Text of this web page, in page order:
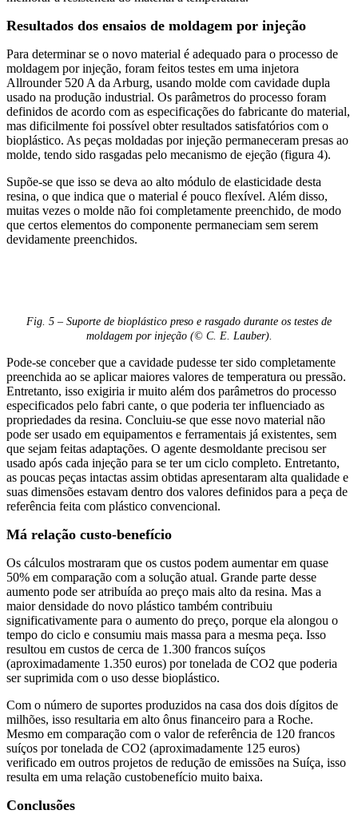
Resultados dos ensaios de moldagem por injeção
Para determinar se o novo material é adequado para o processo de
moldagem por injeção, foram feitos testes em uma injetora
Allrounder 520 A da Arburg, usando molde com cavidade dupla
usado na produção industrial. Os parâmetros do processo foram
definidos de acordo com as especificações do fabricante do material,
mas dificilmente foi possível obter resultados satisfatórios com o
bioplástico. As peças moldadas por injeção permaneceram presas ao
molde, tendo sido rasgadas pelo mecanismo de ejeção (figura 4).
Supõe-se que isso se deva ao alto módulo de elasticidade desta
resina, o que indica que o material é pouco flexível. Além disso,
muitas vezes o molde não foi completamente preenchido, de modo
que certos elementos do componente permaneciam sem serem
devidamente preenchidos.
Fig. 5 – Suporte de bioplástico preso e rasgado durante os testes de
moldagem por injeção (© C. E. Lauber).
Pode-se conceber que a cavidade pudesse ter sido completamente
preenchida ao se aplicar maiores valores de temperatura ou pressão.
Entretanto, isso exigiria ir muito além dos parâmetros do processo
especificados pelo fabri cante, o que poderia ter influenciado as
propriedades da resina. Concluiu-se que esse novo material não
pode ser usado em equipamentos e ferramentais já existentes, sem
que sejam feitas adaptações. O agente desmoldante precisou ser
usado após cada injeção para se ter um ciclo completo. Entretanto,
as poucas peças intactas assim obtidas apresentaram alta qualidade e
suas dimensões estavam dentro dos valores definidos para a peça de
referência feita com plástico convencional.
Má relação custo-benefício
Os cálculos mostraram que os custos podem aumentar em quase
50% em comparação com a solução atual. Grande parte desse
aumento pode ser atribuída ao preço mais alto da resina. Mas a
maior densidade do novo plástico também contribuiu
significativamente para o aumento do preço, porque ela alongou o
tempo do ciclo e consumiu mais massa para a mesma peça. Isso
resultou em custos de cerca de 1.300 francos suíços
(aproximadamente 1.350 euros) por tonelada de CO2 que poderia
ser suprimida com o uso desse bioplástico.
Com o número de suportes produzidos na casa dos dois dígitos de
milhões, isso resultaria em alto ônus financeiro para a Roche.
Mesmo em comparação com o valor de referência de 120 francos
suíços por tonelada de CO2 (aproximadamente 125 euros)
verificado em outros projetos de redução de emissões na Suíça, isso
resulta em uma relação custobenefício muito baixa.
Conclusões